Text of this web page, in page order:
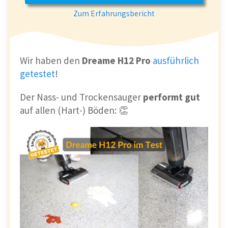
Zum Erfahrungsbericht
Wir haben den Dreame H12 Pro ausführlich
getestet!
Der Nass- und Trockensauger performt gut
auf allen (Hart-) Böden: 👏